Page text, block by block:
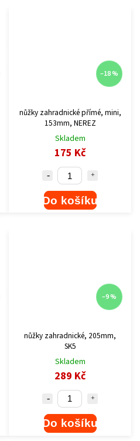
–18 %
nůžky zahradnické přímé, mini,
153mm, NEREZ
Skladem
175 Kč
Do košíku
–9 %
nůžky zahradnické, 205mm,
SK5
Skladem
289 Kč
Do košíku